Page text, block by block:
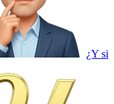
¿Y si